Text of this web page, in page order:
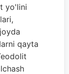
yo'lini
qayta